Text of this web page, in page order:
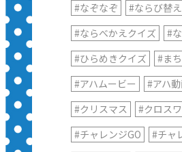
#なぞなぞ
#ならび替
#ならべかえクイズ
#
#ひらめきクイズ
#ま
#アハムービー
#アハ
#クリスマス
#クロス
#チャレンジGO
#チャ